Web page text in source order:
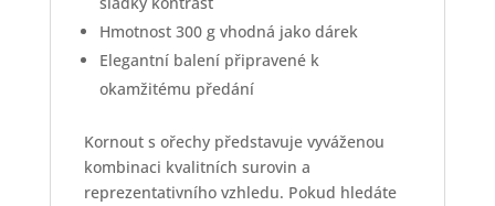
Hmotnost 300 g vhodná jako dárek
Elegantní balení připravené k
okamžitému předání
Kornout s ořechy představuje vyváženou
kombinaci kvalitních surovin a
reprezentativního vzhledu. Pokud hledáte